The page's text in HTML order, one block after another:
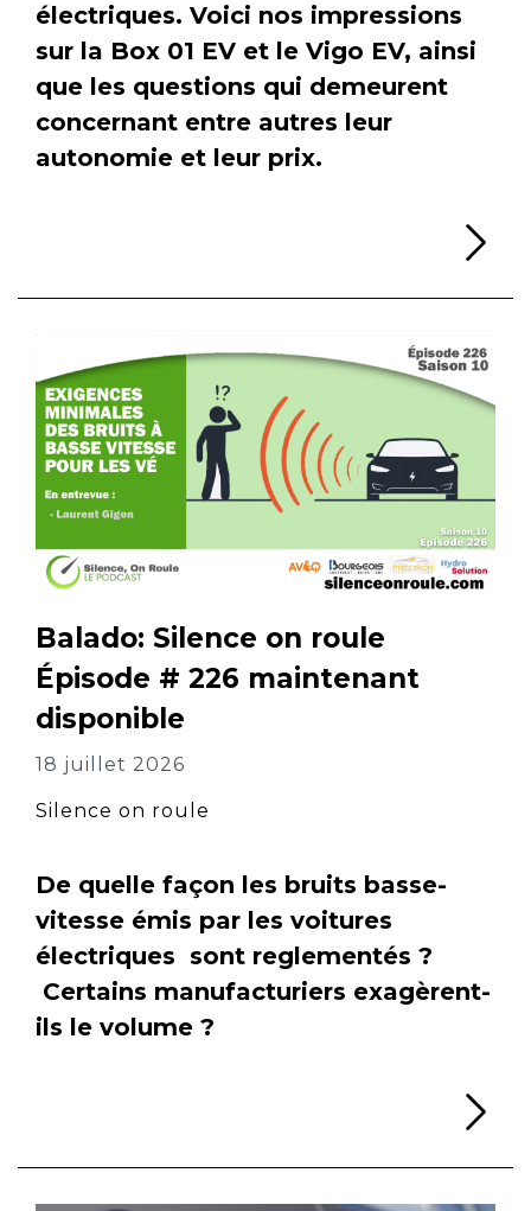
électriques. Voici nos impressions
sur la Box 01 EV et le Vigo EV, ainsi
que les questions qui demeurent
concernant entre autres leur
autonomie et leur prix.
Balado: Silence on roule
Épisode # 226 maintenant
disponible
18 juillet 2026
Silence on roule
De quelle façon les bruits basse-
vitesse émis par les voitures
électriques sont reglementés ?
Certains manufacturiers exagèrent-
ils le volume ?